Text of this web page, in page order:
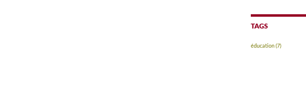
TAGS
éducation(7)